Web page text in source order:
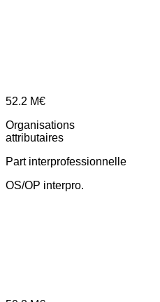
52.2 M€
Organisations
attributaires
Part interprofessionnelle
OS/OP interpro.